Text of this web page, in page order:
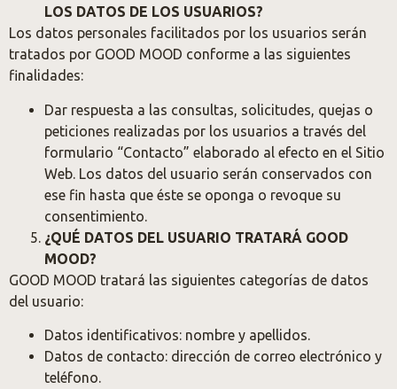
LOS DATOS DE LOS USUARIOS?
Los datos personales facilitados por los usuarios serán
tratados por GOOD MOOD conforme a las siguientes
finalidades:
Dar respuesta a las consultas, solicitudes, quejas o
peticiones realizadas por los usuarios a través del
formulario “Contacto” elaborado al efecto en el Sitio
Web. Los datos del usuario serán conservados con
ese fin hasta que éste se oponga o revoque su
consentimiento.
¿QUÉ DATOS DEL USUARIO TRATARÁ GOOD
MOOD?
GOOD MOOD tratará las siguientes categorías de datos
del usuario:
Datos identificativos: nombre y apellidos.
Datos de contacto: dirección de correo electrónico y
teléfono.